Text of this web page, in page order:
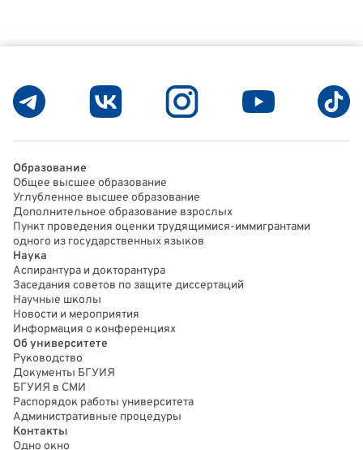
Образование
Общее высшее образование
Углубленное высшее образование
Дополнительное образование взрослых
Пункт проведения оценки трудящимися-иммигрантами
одного из государственных языков
Наука
Аспирантура и докторантура
Заседания советов по защите диссертаций
Научные школы
Новости и мероприятия
Информация о конференциях
Об университете
Руководство
Документы БГУИЯ
БГУИЯ в СМИ
Распорядок работы университета
Административные процедуры
Контакты
Одно окно